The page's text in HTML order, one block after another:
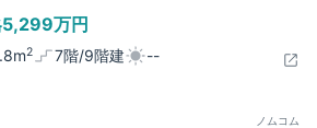
5,299万円
2 7階/9階建 --
ノムコム